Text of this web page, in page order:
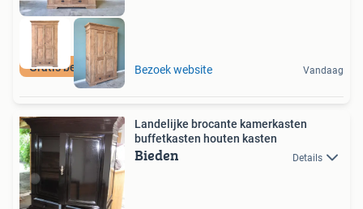
Gratis bezorging Bezoek website Vandaag
Landelijke brocante kamerkasten
buffetkasten houten kasten
Bieden Details